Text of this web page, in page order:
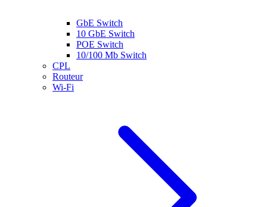
GbE Switch
10 GbE Switch
POE Switch
10/100 Mb Switch
CPL
Routeur
Wi-Fi